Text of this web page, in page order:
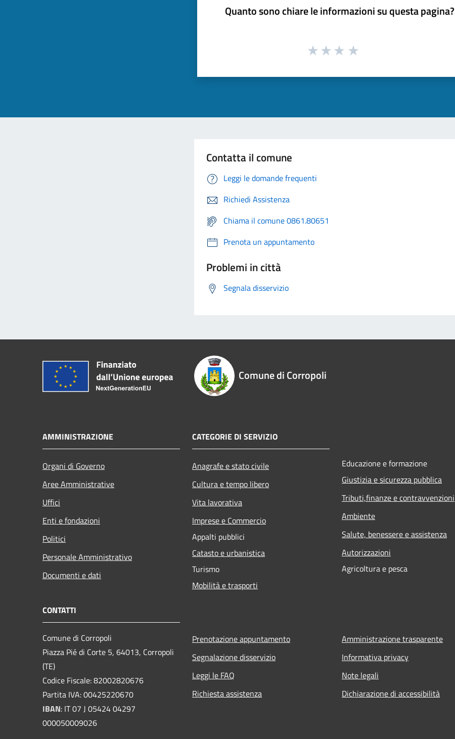
Quanto sono chiare le informazioni su questa pagina?
Contatta il comune
Leggi le domande frequenti
Richiedi Assistenza
Chiama il comune 0861.80651
Prenota un appuntamento
Problemi in città
Segnala disservizio
Comune di Corropoli
AMMINISTRAZIONE
Organi di Governo
Aree Amministrative
Uffici
Enti e fondazioni
Politici
Personale Amministrativo
Documenti e dati
CATEGORIE DI SERVIZIO
Anagrafe e stato civile
Cultura e tempo libero
Vita lavorativa
Imprese e Commercio
Appalti pubblici
Catasto e urbanistica
Turismo
Mobilità e trasporti
Educazione e formazione
Giustizia e sicurezza pubblica
Tributi,finanze e contravvenzioni
Ambiente
Salute, benessere e assistenza
Autorizzazioni
Agricoltura e pesca
CONTATTI
Comune di Corropoli
Piazza Pié di Corte 5, 64013, Corropoli
(TE)
Codice Fiscale: 82002820676
Partita IVA: 00425220670
IBAN: IT 07 J 05424 04297
000050009026
Prenotazione appuntamento
Segnalazione disservizio
Leggi le FAQ
Richiesta assistenza
Amministrazione trasparente
Informativa privacy
Note legali
Dichiarazione di accessibilità